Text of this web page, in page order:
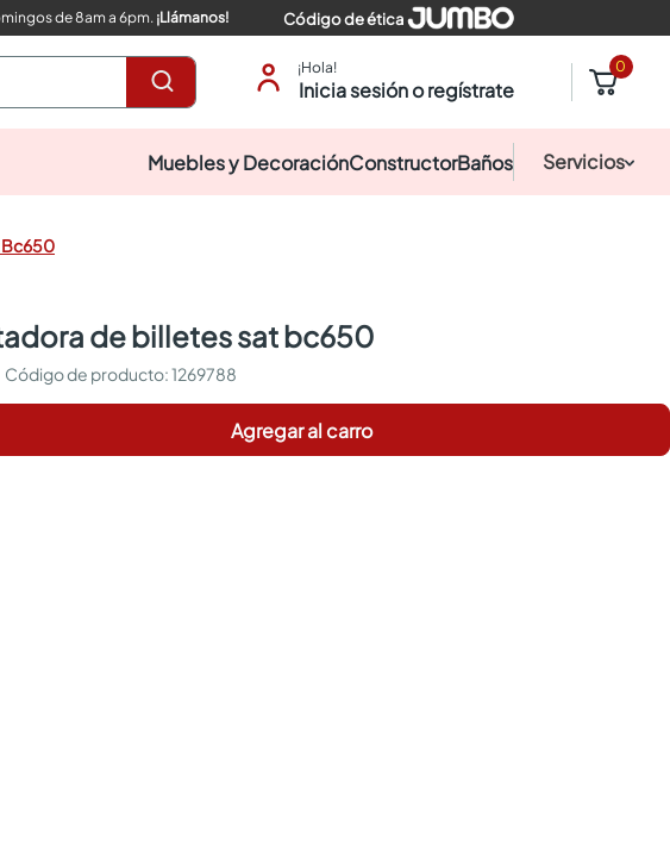
de 8am a 6pm. ¡Llámanos! Código de ética
¡Hola!
Inicia sesión o regístrate
0
Muebles y DecoraciónConstructorBaños Servicios
Bc650
de billetes sat bc650
:1269788
Agregar al carro